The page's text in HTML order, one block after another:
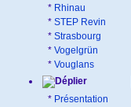
* Rhinau
* STEP Revin
* Strasbourg
* Vogelgrün
* Vouglans
* Présentation